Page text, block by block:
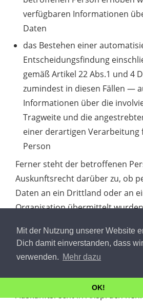
Mit der Nutzung unserer Website
Dich damit einverstanden, dass
verwenden. Mehr dazu
OK!
verfügbaren Informationen
Daten
das Bestehen einer
Entscheidungsfindung
gemäß Artikel 22 Abs.1 und 4
zumindest in diesen Fällen —
Informationen über die
Tragweite und die
einer derartigen
Person
Ferner steht der betroffenen
Auskunftsrecht darüber zu, ob
Daten an ein Drittland oder an
Organisation übermittelt
ist, so steht der betroffenen
Recht zu, Auskunft über die
Zusammenhang mit der
Möchte eine betroffene Person
Auskunftsrecht in Anspruch